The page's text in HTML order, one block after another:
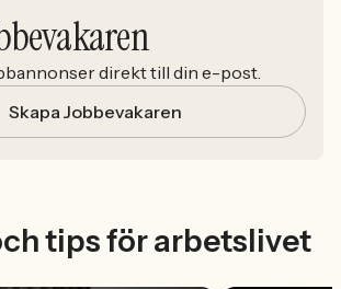
direkt till din e-post.
Skapa Jobbevakaren
tips för arbetslivet